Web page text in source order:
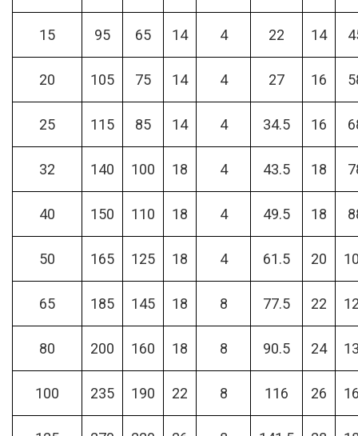
15 95 65 14 4 22 14
20 105 75 14 4 27 16
25 115 85 14 4 34.5 16
32 140 100 18 4 43.5 18
40 150 110 18 4 49.5 18
50 165 125 18 4 61.5 20
65 185 145 18 8 77.5 22
80 200 160 18 8 90.5 24
100 235 190 22 8 116 26